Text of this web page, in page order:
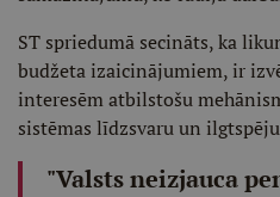
ST spriedumā secināts, ka
budžeta izaicinājumiem, ir
interesēm atbilstošu
sistēmas līdzsvaru un
"Valsts neizjauca